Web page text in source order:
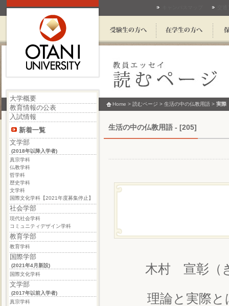
大学概要
教育情報の公表
入試情報
新着一覧
文学部
(2018年以降入学者)
真宗学科
仏教学科
哲学科
歴史学科
文学科
国際文化学科【2021年度募集停止】
社会学部
現代社会学科
コミュニティデザイン学科
教育学部
教育学科
国際学部
(2021年4月新設)
国際文化学科
文学部
(2017年以前入学者)
真宗学科
Home > 読むページ > 生活の中の仏教用語 > 実際
生活の中の仏教用語 - [205]
木村 宣彰（
理論と実際と